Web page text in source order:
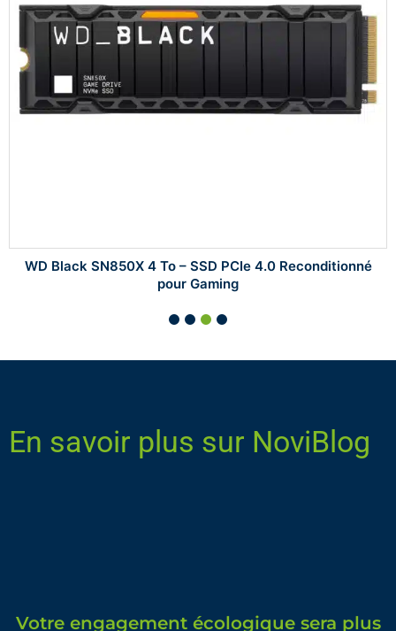
WD Black SN850X 4 To – SSD PCIe 4.0 Reconditionné
pour Gaming
En savoir plus sur NoviBlog
Votre engagement écologique sera plus